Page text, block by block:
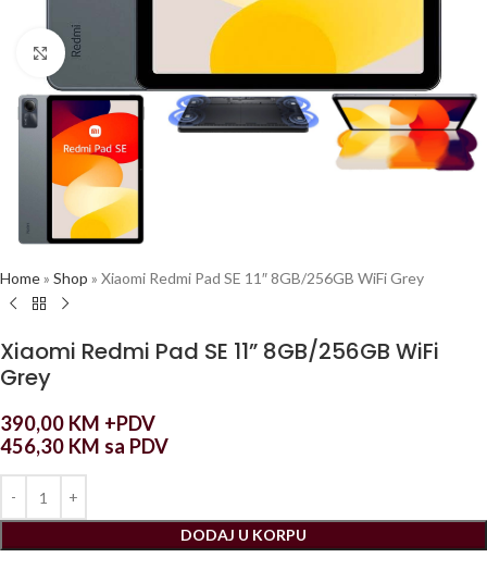
Click to enlarge
Home» Shop » Xiaomi Redmi Pad SE 11″ 8GB/256GB WiFi Grey
Xiaomi Redmi Pad SE 11” 8GB/256GB WiFi
Grey
390,00 KM +PDV
456,30 KM sa PDV
DODAJ U KORPU